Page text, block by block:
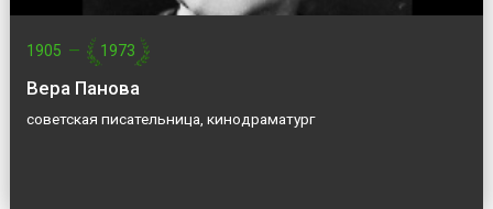
1905 — 1973
Вера Панова
cоветская писательница, кинодраматург